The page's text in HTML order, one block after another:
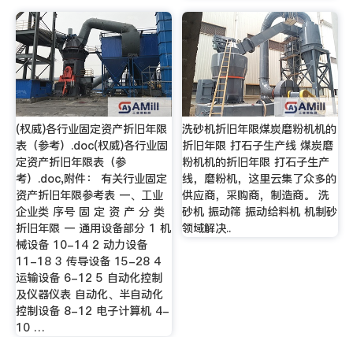
(权威)各行业固定资产折旧年限
表（参考）.doc(权威)各行业固
定资产折旧年限表（参
考）.doc,附件： 有关行业固定
资产折旧年限参考表 一、工业
企业类 序号 固 定 资 产 分 类
折旧年限 一 通用设备部分 1 机
械设备 10-14 2 动力设备
11-18 3 传导设备 15-28 4
运输设备 6-12 5 自动化控制
及仪器仪表 自动化、半自动化
控制设备 8-12 电子计算机 4-
10 …
洗砂机折旧年限煤炭磨粉机机的
折旧年限 打石子生产线 煤炭磨
粉机机的折旧年限 打石子生产
线，磨粉机，这里云集了众多的
供应商，采购商，制造商。 洗
砂机 振动筛 振动给料机 机制砂
领域解决..